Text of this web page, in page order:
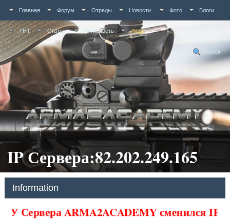
Главная Форум Отряды Новости Фото Блоги
ТНТ Статьи Активность Люди
Поиск
IP Сервера:82.202.249.165
Information
У Сервера ARMA2ACADEMY сменился IP